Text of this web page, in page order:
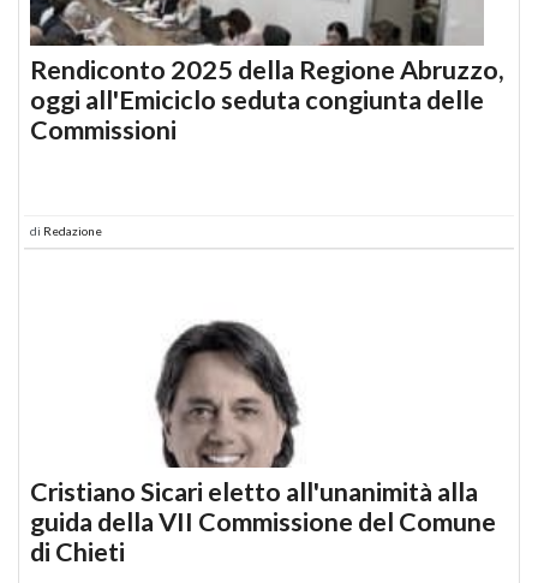
Rendiconto 2025 della Regione Abruzzo,
oggi all'Emiciclo seduta congiunta delle
Commissioni
di Redazione
Cristiano Sicari eletto all'unanimità alla
guida della VII Commissione del Comune
di Chieti